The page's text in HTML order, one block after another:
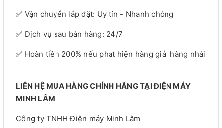
✅ Vận chuyển lắp đặt: Uy tín - Nhanh chóng
✅ Dịch vụ sau bán hàng: 24/7
✅ Hoàn tiền 200% nếu phát hiện hàng giả, hàng nhái
LIÊN HỆ MUA HÀNG CHÍNH HÃNG TẠI ĐIỆN MÁY
MINH LÂM
Công ty TNHH Điện máy Minh Lâm